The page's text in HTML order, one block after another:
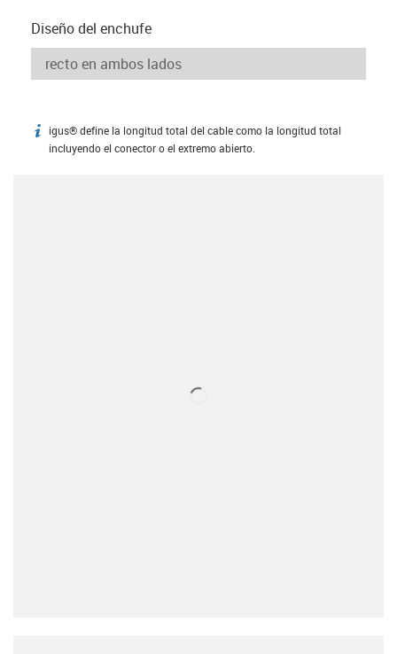
Diseño del enchufe
igus-icon-info
igus® define la longitud total del cable como la longitud total
incluyendo el conector o el extremo abierto.